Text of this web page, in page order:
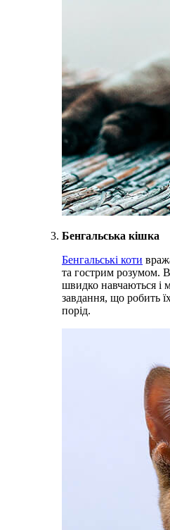
Бенгальська кішка
Бенгальські коти
та гострим розумом.
швидко навчаються і
завдання, що робить
порід.